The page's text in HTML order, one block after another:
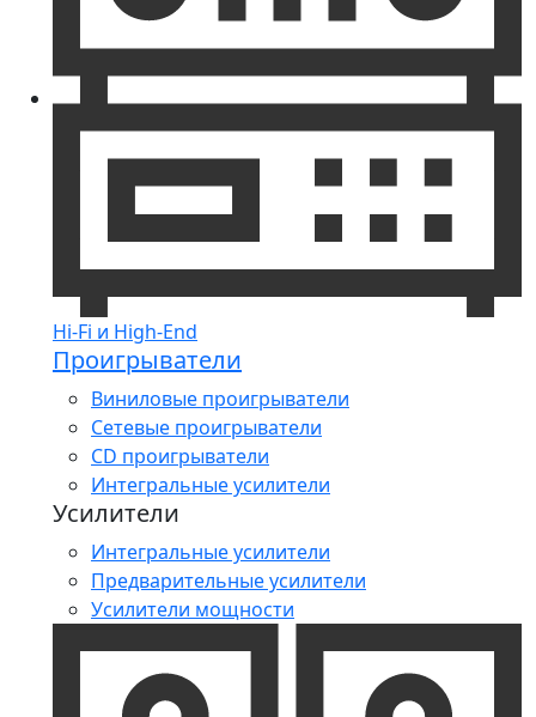
Hi-Fi и High-End
Проигрыватели
Виниловые проигрыватели
Сетевые проигрыватели
CD проигрыватели
Интегральные усилители
Усилители
Интегральные усилители
Предварительные усилители
Усилители мощности